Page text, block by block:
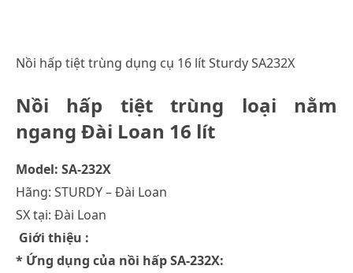
Nồi hấp tiệt trùng dụng cụ 16 lít Sturdy SA232X
Nồi hấp tiệt trùng loại nằm
ngang Đài Loan 16 lít
Model: SA-232X
Hãng: STURDY – Đài Loan
SX tại: Đài Loan
Giới thiệu :
* Ứng dụng của nồi hấp SA-232X: